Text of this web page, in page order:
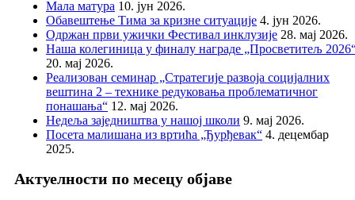
Мала матура 10. јун 2026.
Обавештење Тима за кризне ситуације 4. јун 2026.
Одржан први ужички Фестивал инклузије 28. мај 2026.
Наша колегиница у финалу награде „Просветитељ
20. мај 2026.
Реализован семинар „Стратегије развоја социјалних
вештина 2 – технике редуковања проблематичног
понашања“ 12. мај 2026.
Недеља заједништва у нашој школи 9. мај 2026.
Посета малишана из вртића „Ђурђевак“ 4. децембар
2025.
Актуелности по месецу објаве